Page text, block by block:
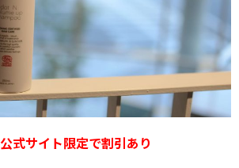
公式サイト限定で割引あり